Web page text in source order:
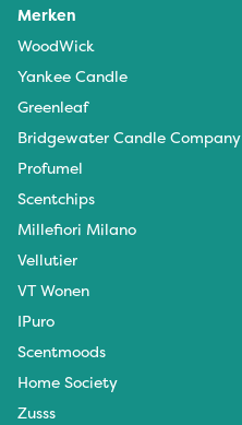
Merken
WoodWick
Yankee Candle
Greenleaf
Bridgewater Candle Company
Profumel
Scentchips
Millefiori Milano
Vellutier
VT Wonen
IPuro
Scentmoods
Home Society
Zusss